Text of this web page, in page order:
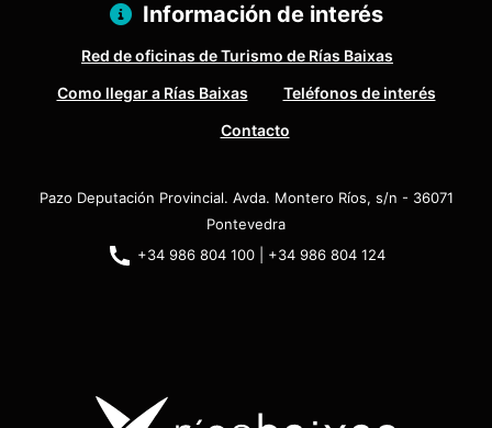
Información de interés
Red de oficinas de Turismo de Rías Baixas
Como llegar a Rías Baixas
Teléfonos de interés
Contacto
Pazo Deputación Provincial. Avda. Montero Ríos, s/n - 36071
Pontevedra
+34 986 804 100 | +34 986 804 124